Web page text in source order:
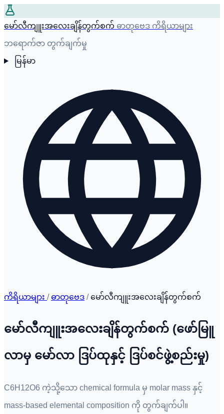
မော်လီကျူးအလေးချိန်တွက်စက် ဓာတုဗေဒ ကိရိယာများ
ဘရောက်ဇာ တွက်ချက်မှု
မြန်မာ
ကိရိယာများ / ဓာတုဗေဒ / မော်လီကျူးအလေးချိန်တွက်စက်
မော်လီကျူးအလေးချိန်တွက်စက် (ဖော်မြူ
လာမှ မော်လာ ဒြပ်ထုနှင့် ဒြပ်စင်ဖွဲ့စည်းမှု)
C6H12O6 ကဲ့သို့သော chemical formula မှ molar mass နှင့်
mass-based elemental composition ကို တွက်ချက်ပါ။